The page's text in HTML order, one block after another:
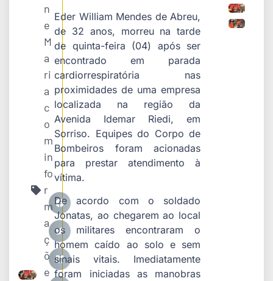
n
e
M
a
ri
a
c
o
m
in
fo
r
m
a
ç
õ
e
Eder William Mendes de Abreu,
de 32 anos, morreu na tarde
de quinta-feira (04) após ser
encontrado em parada
cardiorrespiratória nas
proximidades de uma empresa
localizada na região da
Avenida Idemar Riedi, em
Sorriso. Equipes do Corpo de
Bombeiros foram acionadas
para prestar atendimento à
vítima.
De acordo com o soldado
Jonatas, ao chegarem ao local
os militares encontraram o
homem caído ao solo e sem
sinais vitais. Imediatamente
foram iniciadas as manobras